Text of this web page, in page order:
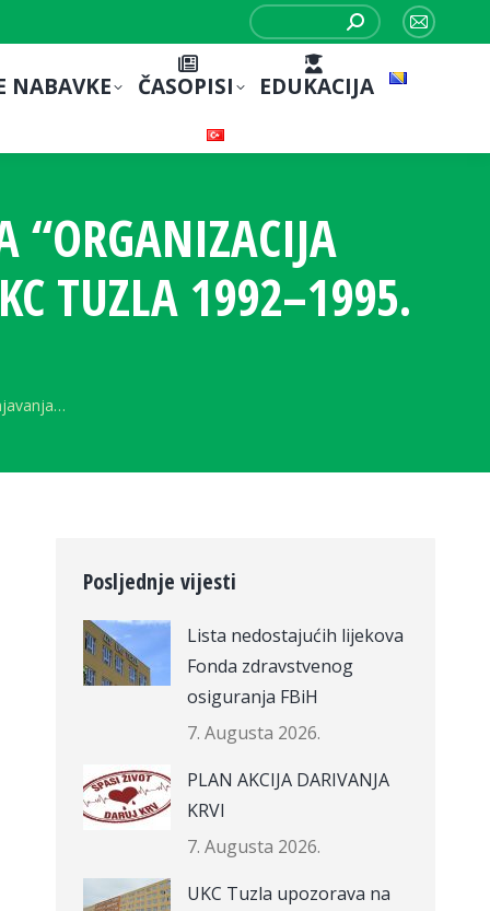
Search:
Mail
NABAVKE ČASOPISI EDUKACIJA
“ORGANIZACIJA
TUZLA 1992–1995.
Posljednje vijesti
Lista nedostajućih lijekova
Fonda zdravstvenog
osiguranja FBiH
7. Augusta 2026.
PLAN AKCIJA DARIVANJA
KRVI
7. Augusta 2026.
UKC Tuzla upozorava na